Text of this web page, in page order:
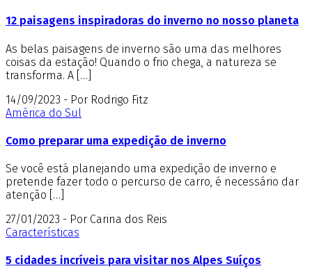
12 paisagens inspiradoras do inverno no nosso planeta
As belas paisagens de inverno são uma das melhores
coisas da estação! Quando o frio chega, a natureza se
transforma. A […]
14/09/2023 - Por Rodrigo Fitz
América do Sul
Como preparar uma expedição de inverno
Se você está planejando uma expedição de inverno e
pretende fazer todo o percurso de carro, é necessário dar
atenção […]
27/01/2023 - Por Carina dos Reis
Características
5 cidades incríveis para visitar nos Alpes Suíços